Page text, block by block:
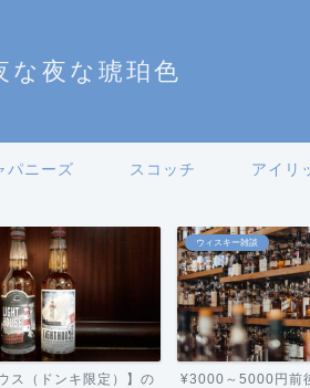
な夜な琥珀色
パニーズ スコッチ アイリ
ス（ドンキ限定）】の
ウィスキー雑談
¥3000～5000円前